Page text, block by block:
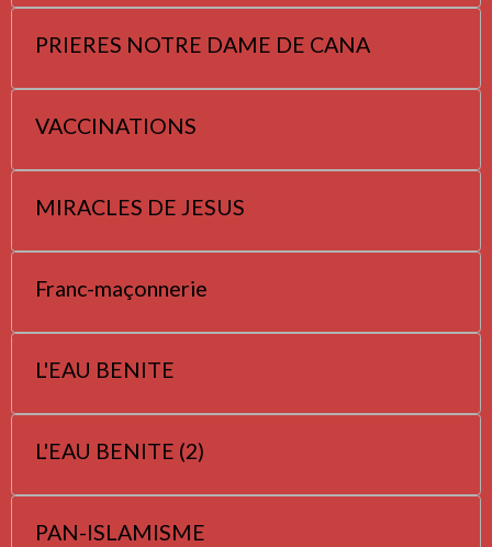
PRIERES NOTRE DAME DE CANA
VACCINATIONS
MIRACLES DE JESUS
Franc-maçonnerie
L'EAU BENITE
L'EAU BENITE (2)
PAN-ISLAMISME